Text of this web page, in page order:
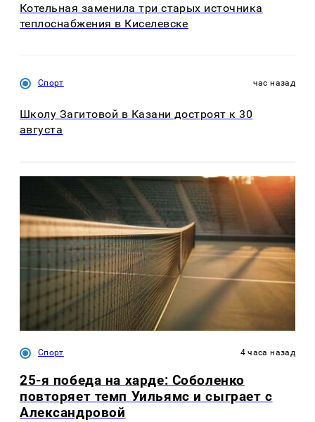
Котельная заменила три старых источника
теплоснабжения в Киселевске
Спорт час назад
Школу Загитовой в Казани достроят к 30
августа
Спорт 4 часа назад
25-я победа на харде: Соболенко
повторяет темп Уильямс и сыграет с
Александровой